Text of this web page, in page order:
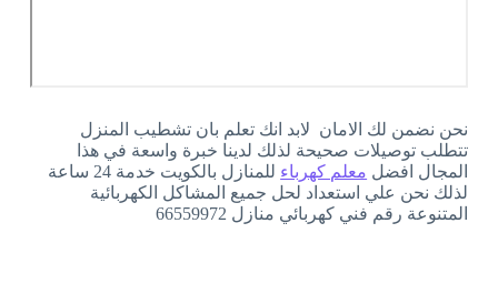
نحن نضمن لك الامان لابد انك تعلم بان تشطيب المنزل
تتطلب توصيلات صحيحة لذلك لدينا خبرة واسعة في هذا
المجال افضل معلم كهرباء
للمنازل بالكويت خدمة 24 ساعة
لذلك نحن علي استعداد لحل جميع المشاكل الكهربائية
المتنوعة رقم فني كهربائي منازل 66559972